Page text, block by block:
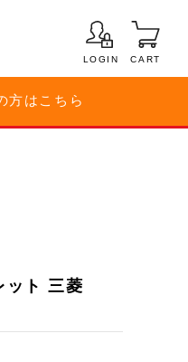
LOGIN CART
方はこちら
ット 三菱